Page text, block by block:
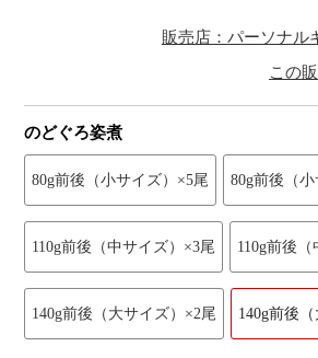
販売店：パーソナル
この
のどぐろ姿煮
80g前後（小サイズ）×5尾 80g前後（
110g前後（中サイズ）×3尾 110g前後
140g前後（大サイズ）×2尾 140g前後